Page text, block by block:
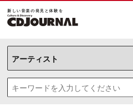
新しい⾳楽の発⾒と体験を